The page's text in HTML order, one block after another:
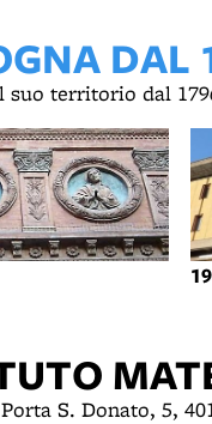
DAL
territorio dal
S. Donato, 5,